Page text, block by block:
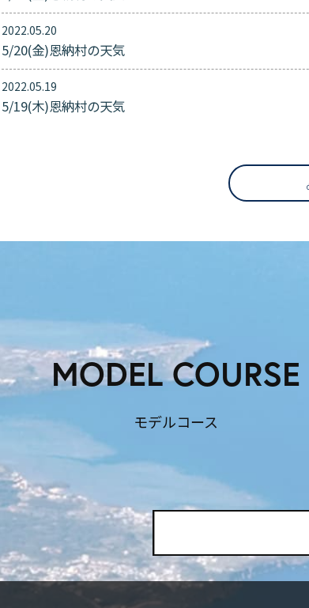
2022.05.20
5/20(金)恩納村の天気
2022.05.19
5/19(木)恩納村の天気
MODEL COURSE
モデルコース